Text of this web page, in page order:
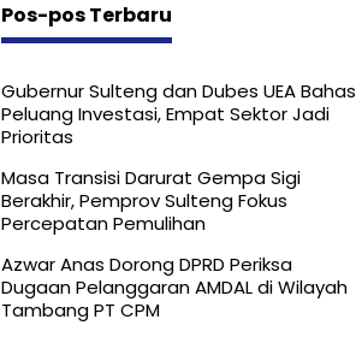
Pos-pos Terbaru
Gubernur Sulteng dan Dubes UEA Bahas
Peluang Investasi, Empat Sektor Jadi
Prioritas
Masa Transisi Darurat Gempa Sigi
Berakhir, Pemprov Sulteng Fokus
Percepatan Pemulihan
Azwar Anas Dorong DPRD Periksa
Dugaan Pelanggaran AMDAL di Wilayah
Tambang PT CPM